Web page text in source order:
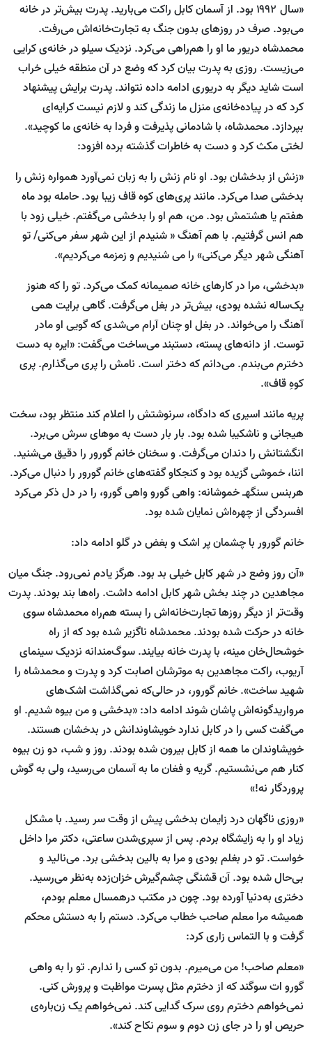
«سال ۱۹۹۲ بود. از آسمان کابل راکت می‌بارید. پدرت بیش‌تر در خانه
می‌بود. صرف در روزهای بدون جنگ به تجارت‌خانه‌اش می‌رفت.
محمدشاه دریور ما او را هم‌راهی می‌کرد. نزدیک سیلو در خانه‌ی کرایی
می‌زیست. روزی به پدرت بیان کرد که وضع در آن منطقه خیلی خراب
است شاید دیگر به دریوری ادامه داده نتواند. پدرت برایش پیشنهاد
کرد که در پیاده‌خانه‌ی منزل ما زندگی کند و لازم نیست کرایه‌ای
بپردازد. محمدشاه، با شادمانی پذیرفت و فردا به خانه‌ی ما کوچید».
لختی مکث کرد و دست به خاطرات گذشته برده افزود:
«زنش از بدخشان بود. او نام زنش را به زبان نمی‌آورد همواره زنش را
بدخشی صدا می‌کرد. مانند پری‌های کوه قاف زیبا بود. حامله بود ماه
هفتم یا هشتمش بود. من، هم او را بدخشی می‌گفتم. خیلی زود با
هم انس گرفتیم. با هم آهنگ « شنیدم از این شهر سفر می‌کنی/ تو
آهنگی شهر دیگر می‌کنی» را می شنیدیم و زمزمه می‌کردیم».
«بدخشی، مرا در کارهای خانه صمیمانه کمک می‌کرد. تو را که هنوز
یک‌ساله نشده بودی، بیش‌تر در بغل می‌گرفت. گاهی برایت همی
آهنگ را می‌خواند. در بغل او چنان آرام می‌شدی که گویی او مادر
توست. از دانه‌های پسته، دستبند می‌ساخت می‌گفت: «ایره به دست
دخترم می‌بندم. می‌دانم که دختر است. نامش را پری می‌گذارم. پری
کوهِ قاف».
پریه مانند اسیری که دادگاه، سرنوشتش را اعلام کند منتظر بود، سخت
هیجانی و ناشکیبا شده بود. بار بار دست به موهای سرش می‌برد.
انگشتانش را دندان می‌گرفت. و سخنان خانم گورور را دقیق می‌شنید.
اننا، خموشی گزیده بود و کنجکاو گفته‌های خانم گورور را دنبال می‌کرد.
هربنس سنگهـ خموشانه: واهی گورو واهی گورو، را در دل ذکر می‌کرد
افسردگی از چهره‌اش نمایان شده بود.
خانم گورور با چشمان پر اشک و بغض در گلو ادامه داد:
«آن روز وضع در شهر کابل خیلی بد بود. هرگز یادم نمی‌رود. جنگ میان
مجاهدین در چند بخش شهر کابل ادامه داشت. راه‌ها بند بودند. پدرت
وقت‌تر از دیگر روزها تجارت‌خانه‌اش را بسته هم‌راه محمدشاه سوی
خانه در حرکت شده بودند. محمدشاه ناگزیر شده بود که از راه
خوشحال‌خان مینه، با پدرت خانه بیایند. سوگ‌مندانه نزدیک سینمای
آریوب، راکت مجاهدین به موترشان اصابت کرد و پدرت و محمدشاه را
شهید ساخت». خانم گورور، در حالی‌که نمی‌گذاشت اشک‌های
مرواریدگونه‌اش پاشان شوند ادامه داد: «بدخشی و من بیوه شدیم. او
می‌گفت کسی را در کابل ندارد خویشاوندانش در بدخشان هستند.
خویشاوندان ما همه از کابل بیرون شده بودند. روز و شب، دو زن بیوه
کنار هم می‌نشستیم. گریه و فغان ما به آسمان می‌رسید، ولی به گوش
پروردگار نه!»
«روزی ناگهان درد زایمان بدخشی پیش از وقت سر رسید. با مشکل
زیاد او را به زایشگاه بردم. پس از سپری‌‎شدن ساعتی، دکتر مرا داخل
خواست. تو در بغلم بودی و مرا به بالین بدخشی برد. می‌نالید و
بی‌حال شده بود. آن قشنگی چشم‌گیرش خزان‌زده به‌نظر می‌رسید.
دختری به‌دنیا آورده بود. چون در مکتب درهمسال معلم بودم،
همیشه مرا معلم صاحب خطاب می‌کرد. دستم را به دستش محکم
گرفت و با التماس زاری کرد:
«معلم صاحب! من می‌میرم. بدون تو کسی را ندارم. تو را به واهی
گورو ات سوگند که از دخترم مثل پسرت مواظبت و پرورش کنی.
نمی‌خواهم دخترم روی سرک گدایی کند. نمی‌خواهم یک زن‌باره‌ی
حریص او را در جای زن دوم و سوم نکاح کند».